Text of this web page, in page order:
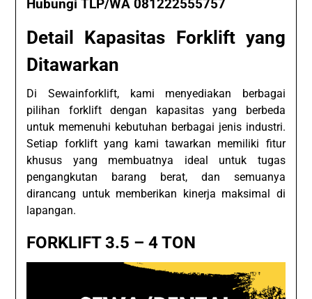
Hubungi TLP/WA 081222555757
Detail Kapasitas Forklift yang
Ditawarkan
Di Sewainforklift, kami menyediakan berbagai
pilihan forklift dengan kapasitas yang berbeda
untuk memenuhi kebutuhan berbagai jenis industri.
Setiap forklift yang kami tawarkan memiliki fitur
khusus yang membuatnya ideal untuk tugas
pengangkutan barang berat, dan semuanya
dirancang untuk memberikan kinerja maksimal di
lapangan.
FORKLIFT 3.5 – 4 TON